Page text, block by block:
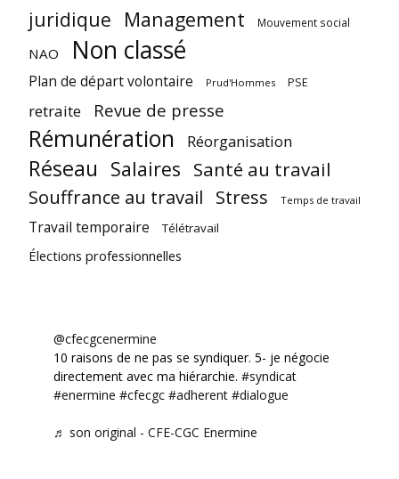
juridique Management Mouvement social
NAO Non classé
Plan de départ volontaire Prud'Hommes PSE
retraite Revue de presse
Rémunération Réorganisation
Réseau Salaires Santé au travail
Souffrance au travail Stress Temps de travail
Travail temporaire Télétravail
Élections professionnelles
@cfecgcenermine
10 raisons de ne pas se syndiquer. 5- je négocie
directement avec ma hiérarchie. #syndicat
#enermine #cfecgc #adherent #dialogue
♬ son original - CFE-CGC Enermine